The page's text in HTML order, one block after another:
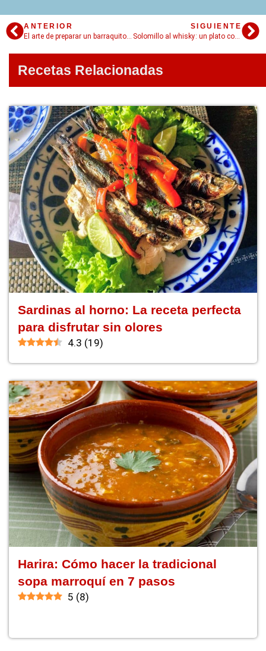
ANTERIOR
El arte de preparar un barraquito perfecto
SIGUIENTE
Solomillo al whisky: un plato con sabores distintivos pero simples
Recetas Relacionadas
Sardinas al horno: La receta perfecta
para disfrutar sin olores
4.3 (19)
Harira: Cómo hacer la tradicional
sopa marroquí en 7 pasos
5 (8)